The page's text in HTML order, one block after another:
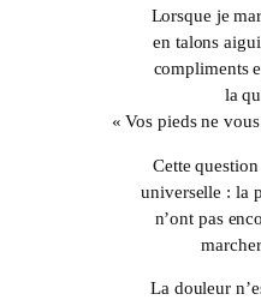
Lorsque je
en talons
compliments
la
« Vos pieds ne
Cette
universelle : la
n’ont pas
La douleur